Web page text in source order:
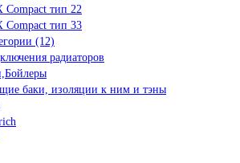
тип 22
Compact тип 33
(12)
радиаторов
баки, изоляции к ним и тэны